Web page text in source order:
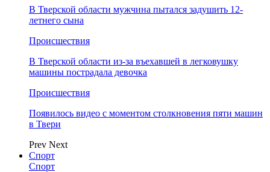
В Тверской области мужчина пытался задушить 12-
летнего сына
Происшествия
В Тверской области из-за въехавшей в легковушку
машины пострадала девочка
Происшествия
Появилось видео с моментом столкновения пяти машин
в Твери
Prev Next
Спорт
Спорт